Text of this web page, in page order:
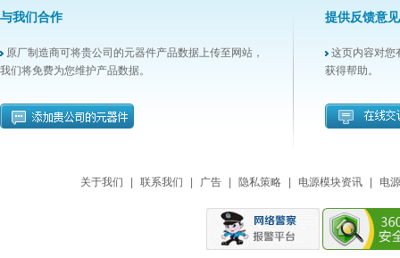
与我们合作
原厂制造商可将贵公司的元器件产品数据上传至网站，
我们将免费为您维护产品数据。
提供反馈意见
这页内容对您
获得帮助。
关于我们 联系我们 广告 隐私策略 电源模块资讯 电